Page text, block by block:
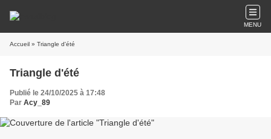
MENU
Accueil » Triangle d'été
Triangle d'été
Publié le 24/10/2025 à 17:48
Par Acy_89